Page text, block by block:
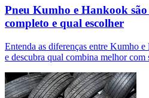
Pneu Kumho e Hankook
completo e qual escolher
Entenda as diferenças entre Kumho
e descubra qual combina melhor com